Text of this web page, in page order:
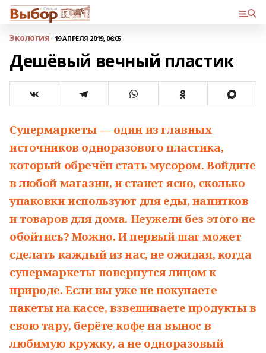
Экология 19 АПРЕЛЯ 2019, 06:05
Дешёвый вечный пластик
Супермаркеты — один из главных
источников одноразового пластика,
который обречён стать мусором. Войдите
в любой магазин, и станет ясно, сколько
упаковки используют для еды, напитков
и товаров для дома. Неужели без этого не
обойтись? Можно. И первый шаг может
сделать каждый из нас, не ожидая, когда
супермаркеты повернутся лицом к
природе. Если вы уже не покупаете
пакеты на кассе, взвешиваете продукты в
свою тару, берёте кофе на вынос в
любимую кружку, а не одноразовый